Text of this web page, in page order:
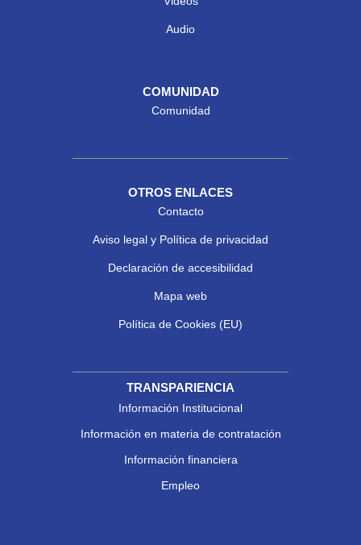
Audio
COMUNIDAD
Comunidad
OTROS ENLACES
Contacto
Aviso legal y Política de privacidad
Declaración de accesibilidad
Mapa web
Política de Cookies (EU)
TRANSPARIENCIA
Información Institucional
Información en materia de contratación
Información financiera
Empleo